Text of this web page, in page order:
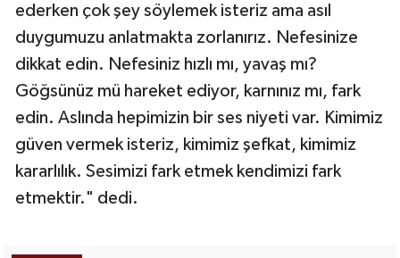
ederken çok şey söylemek isteriz ama asıl
duygumuzu anlatmakta zorlanırız. Nefesinize
dikkat edin. Nefesiniz hızlı mı, yavaş mı?
Göğsünüz mü hareket ediyor, karnınız mı, fark
edin. Aslında hepimizin bir ses niyeti var. Kimimiz
güven vermek isteriz, kimimiz şefkat, kimimiz
kararlılık. Sesimizi fark etmek kendimizi fark
etmektir." dedi.